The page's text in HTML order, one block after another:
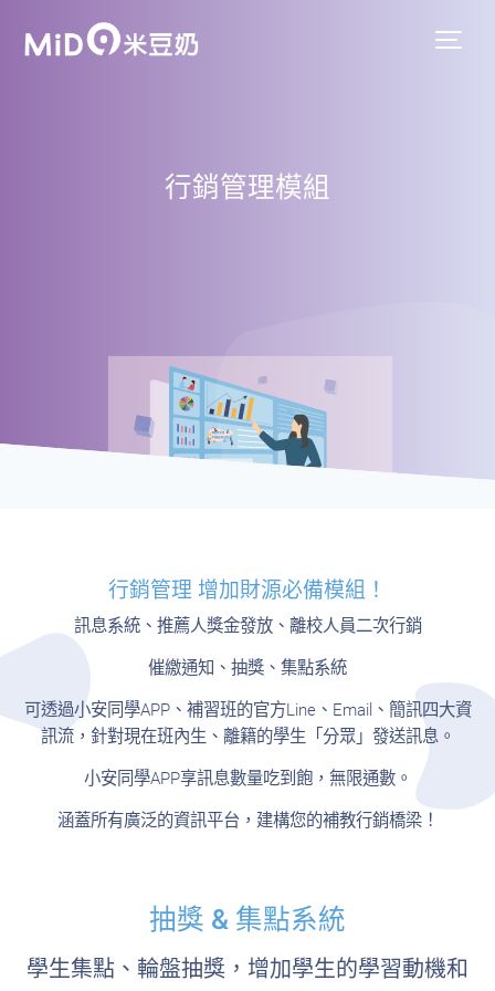
行銷管理模組
行銷管理 增加財源必備模組！
訊息系統、推薦人獎金發放、離校人員二次行銷
催繳通知、抽獎、集點系統
可透過小安同學APP、補習班的官方Line、Email、簡訊四大資
訊流，針對現在班內生、離籍的學生「分眾」發送訊息。
小安同學APP享訊息數量吃到飽，無限通數。
涵蓋所有廣泛的資訊平台，建構您的補教行銷橋梁！
抽獎 & 集點系統
學生集點、輪盤抽獎，增加學生的學習動機和